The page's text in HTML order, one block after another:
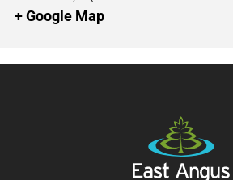
+ Google Map